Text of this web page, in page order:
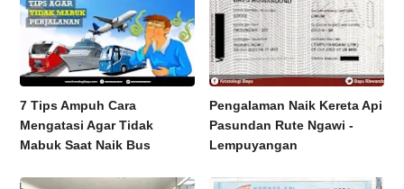
7 Tips Ampuh Cara
Mengatasi Agar Tidak
Mabuk Saat Naik Bus
Pengalaman Naik Kereta Api
Pasundan Rute Ngawi -
Lempuyangan